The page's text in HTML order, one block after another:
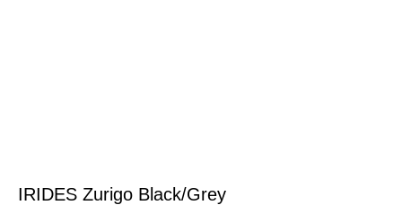
IRIDES Zurigo Black/Grey